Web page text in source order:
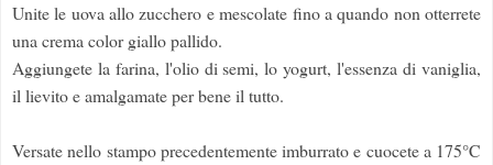
Unite le uova allo zucchero e mescolate fino a quando non otterrete
una crema color giallo pallido.
Aggiungete la farina, l'olio di semi, lo yogurt, l'essenza di vaniglia,
il lievito e amalgamate per bene il tutto.
Versate nello stampo precedentemente imburrato e cuocete a 175°C